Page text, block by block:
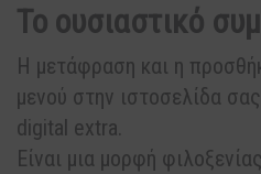
Το ουσιαστικό
Η μετάφραση και η
μενού στην ιστοσελίδα
digital extra.
Είναι μια μορφή